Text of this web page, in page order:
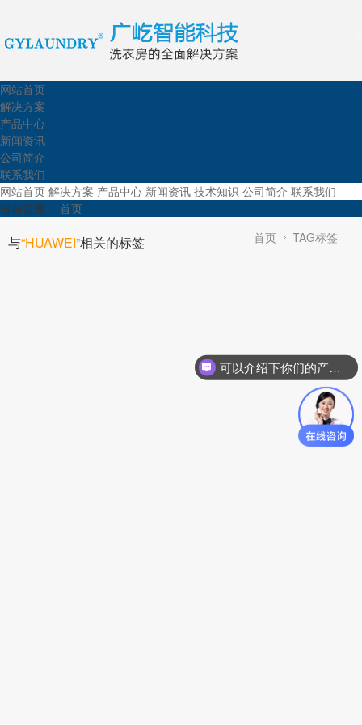
网站首页
解决方案
产品中心
新闻资讯
公司简介
联系我们
网站首页 解决方案 产品中心 新闻资讯 技术知识 公司简介 联系我们
当前位置： 首页
与“HUAWEI”相关的标签 首页 TAG标签
可以介绍下你们的产品么？